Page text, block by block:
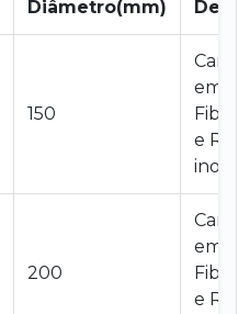
Diâmetro(mm)
150
em
e
inox
200
em
e